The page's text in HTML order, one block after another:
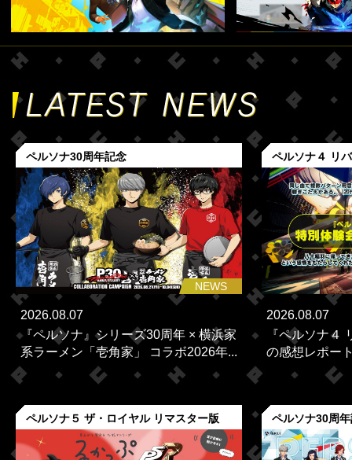
ペルソナ30周年記念
NEWS
2026.08.07
『ペルソナ』シリーズ30周年 × 横浜家
系ラーメン「壱角家」 コラボ2026年...
ペルソナ４ リ
2026.08.07
『ペルソナ４
の感想レポー
ペルソナ５ ザ・ロイヤル リマスター版 ペルソナ30周